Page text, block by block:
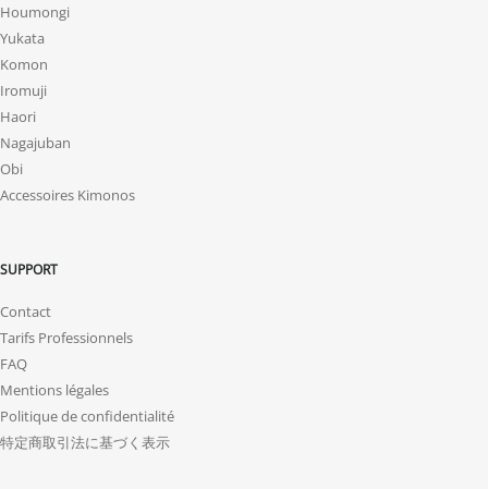
Houmongi
Yukata
Komon
Iromuji
Haori
Nagajuban
Obi
Accessoires Kimonos
SUPPORT
Contact
Tarifs Professionnels
FAQ
Mentions légales
Politique de confidentialité
特定商取引法に基づく表示